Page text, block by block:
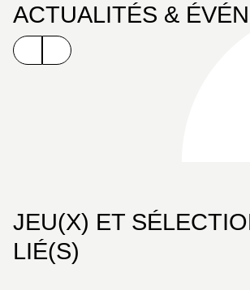
ACTUALITÉS &
JEU(X) ET
LIÉ(S)